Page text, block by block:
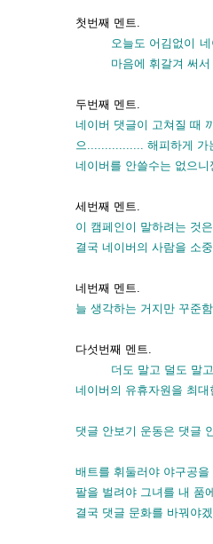
첫번째 멘트.
오늘도 어김없이
마음에 휘갈겨 써
두번째 멘트.
네이버 댓글이 고쳐질 때
으................ 해피하게 가
네이버를 안쓸수는 없으니
세번째 멘트.
이 캠페인이 말하려는 것
결국 네이버의 사람을 소
네번째 멘트.
늘 생각하는 거지만 꾸준
다섯번째 멘트.
더도 말고 덜도 말
네이버의 유휴자원을 최
댓글 안보기 운동은 댓글
배트를 휘둘러야 야구공을
팔을 벌려야 그녀를 내 품
결국 댓글 문화를 바꿔야겠